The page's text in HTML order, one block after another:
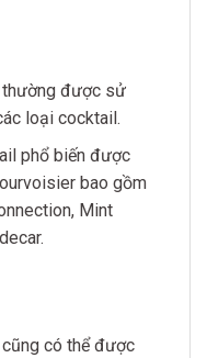
thường được sử
loại cocktail.
phổ biến được
bao gồm
Mint
có thể được